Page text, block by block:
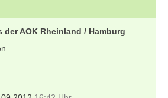
der AOK Rheinland / Hamburg